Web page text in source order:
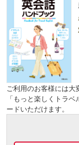
ご利用のお客様には大
「もっと楽しくトラ
ードいただけます。